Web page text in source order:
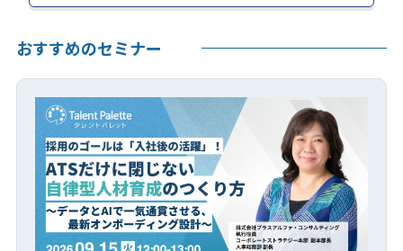
おすすめのセミナー